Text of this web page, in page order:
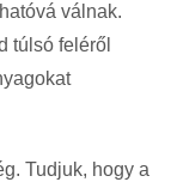
válnak.
túlsó feléről
Tudjuk, hogy a